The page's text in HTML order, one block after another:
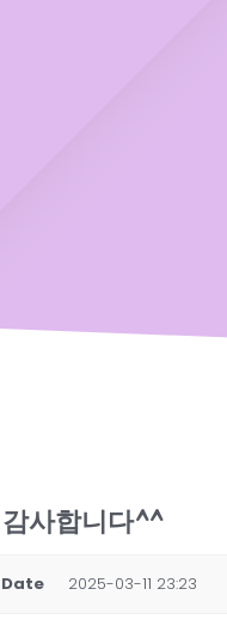
사합니다^^
Date 2025-03-11 23:23